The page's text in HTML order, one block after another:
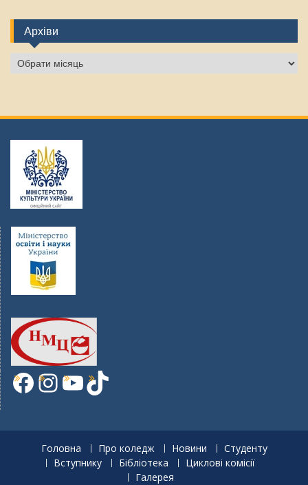
Архіви
Архіви
Facebook
Instagram
YouTube
TikTok
Головна Про коледж Новини
Студенту
Вступнику
Бібліотека
Циклові комісії
Галерея